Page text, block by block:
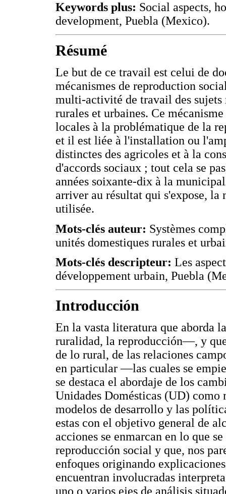
Keywords plus: Social aspects,
development, Puebla (Mexico).
Résumé
Le but de ce travail est celui de
mécanismes de reproduction
multi-activité de travail des sujets
rurales et urbaines. Ce
locales à la problématique de la
et il est liée à l'installation ou
distinctes des agricoles et à la
d'accords sociaux ; tout cela se
années soixante-dix à la
arriver au résultat qui s'expose, la
utilisée.
Mots-clés auteur: Systèmes
unités domestiques rurales et
Mots-clés descripteur: Les
développement urbain, Puebla
Introducción
En la vasta literatura que aborda
ruralidad, la reproducción—, y
de lo rural, de las relaciones
en particular —las cuales se
se destaca el abordaje de los
Unidades Domésticas (UD)
modelos de desarrollo y las
estas con el objetivo general de
acciones se enmarcan en lo que
reproducción social y que, nos
enfoques originando
encuentran involucradas
uno o varios ejes de análisis